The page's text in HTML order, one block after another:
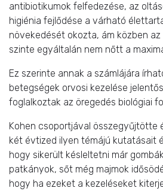
antibiotikumok felfedezése, az
higiénia fejlődése a várható
növekedését okozta, ám közben
szinte egyáltalán nem nőtt a
Ez szerinte annak a számlájára
betegségek orvosi kezelése
foglalkoztak az öregedés biológiai
Kohen csoportjával összegyűjtötte
két évtized ilyen témájú kutatásait
hogy sikerült késleltetni már
patkányok, sőt még majmok
hogy ha ezeket a kezeléseket